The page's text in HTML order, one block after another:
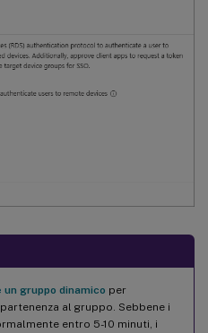
gruppo dinamico per
al gruppo. Sebbene i
entro 5-10 minuti, i